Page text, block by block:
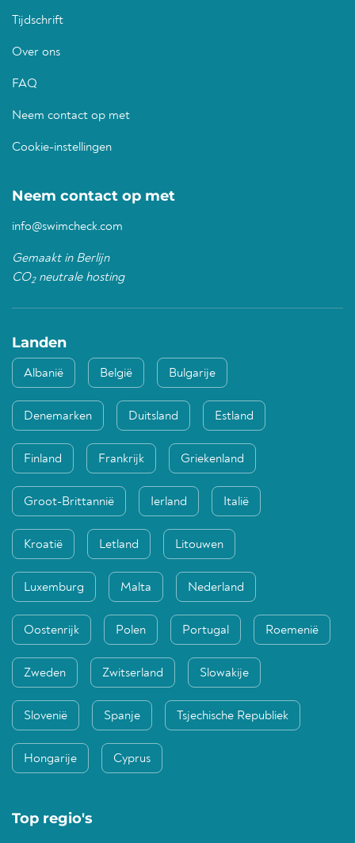
Tijdschrift
Over ons
FAQ
Neem contact op met
Cookie-instellingen
Neem contact op met
info@swimcheck.com
Gemaakt in Berlijn
CO2neutrale hosting
Landen
Albanië België Bulgarije
Denemarken Duitsland Estland
Finland Frankrijk Griekenland
Groot-Brittannië Ierland Italië
Kroatië Letland Litouwen
Luxemburg Malta Nederland
Oostenrijk Polen Portugal Roemenië
Zweden Zwitserland Slowakije
Slovenië Spanje Tsjechische Republiek
Hongarije Cyprus
Top regio's